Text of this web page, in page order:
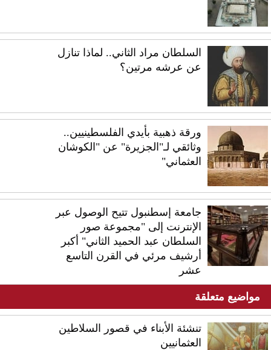
السلطان مراد الثاني.. لماذا تنازل
عن عرشه مرتين؟
ورقة ذهبية بأيدي الفلسطينيين..
وثائقي لـ"الجزيرة" عن "الكوشان
العثماني"
جامعة إسطنبول تتيح الوصول عبر
الإنترنت إلى "مجموعة صور
السلطان عبد الحميد الثاني" أكبر
أرشيف مرئي في القرن التاسع
عشر
مواضيع متعلقة
تنشئة الأبناء في قصور السلاطين
العثمانيين